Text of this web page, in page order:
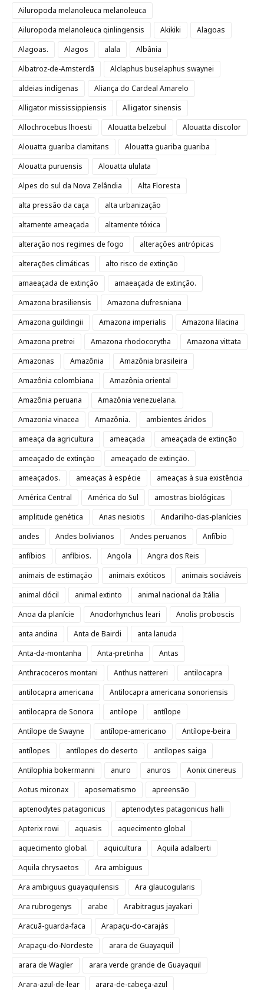
Ailuropoda melanoleuca melanoleuca
Ailuropoda melanoleuca qinlingensis
Akikiki
Alagoas
Alagoas.
Alagos alala
Albânia
Albatroz-de-Amsterdã
Alclaphus buselaphus swaynei
aldeias indígenas
Aliança do Cardeal Amarelo
Alligator mississippiensis
Alligator sinensis
Allochrocebus lhoesti
Alouatta belzebul
Alouatta discolor
Alouatta guariba clamitans
Alouatta guariba guariba
Alouatta puruensis
Alouatta ululata
Alpes do sul da Nova Zelândia
Alta Floresta
alta pressão da caça
alta urbanização
altamente ameaçada
altamente tóxica
alteração nos regimes de fogo
alterações antrópicas
alterações climáticas
alto risco de extinção
amaeaçada de extinção
amaeaçada de extinção.
Amazona brasiliensis
Amazona dufresniana
Amazona guildingii
Amazona imperialis
Amazona lilacina
Amazona pretrei
Amazona rhodocorytha
Amazona vittata
Amazonas
Amazônia
Amazônia brasileira
Amazônia colombiana
Amazônia oriental
Amazônia peruana
Amazônia venezuelana.
Amazonia vinacea
Amazônia.
ambientes áridos
ameaça da agricultura
ameaçada
ameaçada de extinção
ameaçado de extinção
ameaçado de extinção.
ameaçados.
ameaças à espécie
ameaças à sua existência
América Central
América do Sul
amostras biológicas
amplitude genética
Anas nesiotis
Andarilho-das-planícies
andes
Andes bolivianos Andes peruanos
Anfíbio
anfíbios
anfíbios. Angola
Angra dos Reis
animais de estimação
animais exóticos
animais sociáveis
animal dócil
animal extinto
animal nacional da Itália
Anoa da planície
Anodorhynchus leari
Anolis proboscis
anta andina
Anta de Bairdi
anta lanuda
Anta-da-montanha
Anta-pretinha
Antas
Anthracoceros montani
Anthus nattereri
antilocapra
antilocapra americana
Antilocapra americana sonoriensis
antilocapra de Sonora
antilope
antílope
Antílope de Swayne
antílope-americano
Antílope-beira
antílopes
antílopes do deserto
antílopes saiga
Antilophia bokermanni
anuro anuros
Aonix cinereus
Aotus miconax
aposematismo
apreensão
aptenodytes patagonicus
aptenodytes patagonicus halli
Apterix rowi
aquasis
aquecimento global
aquecimento global.
aquicultura
Aquila adalberti
Aquila chrysaetos
Ara ambiguus
Ara ambiguus guayaquilensis
Ara glaucogularis
Ara rubrogenys
arabe
Arabitragus jayakari
Aracuã-guarda-faca
Arapaçu-do-carajás
Arapaçu-do-Nordeste
arara de Guayaquil
arara de Wagler
arara verde grande de Guayaquil
Arara-azul-de-lear
arara-de-cabeça-azul